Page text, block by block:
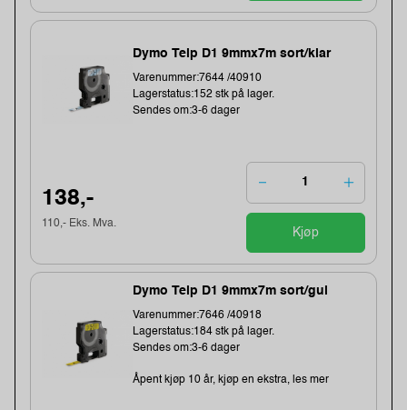
Dymo Teip D1 9mmx7m sort/klar
Varenummer:7644 /40910
Lagerstatus:152 stk på lager.
Sendes om:3-6 dager
138,-
110,- Eks. Mva.
Kjøp
Dymo Teip D1 9mmx7m sort/gul
Varenummer:7646 /40918
Lagerstatus:184 stk på lager.
Sendes om:3-6 dager
Åpent kjøp 10 år, kjøp en ekstra, les mer